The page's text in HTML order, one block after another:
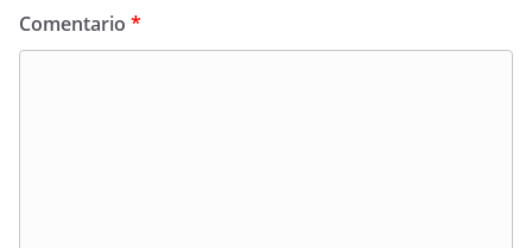
Comentario *